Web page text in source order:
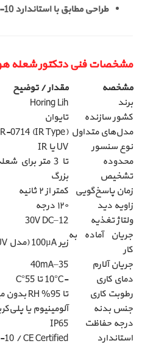
طراحی مطابق با استاندارد EN54-10 و تاییدیه CE.
مشخصات فنی دتکتور شعله
مشخصه
مقدار / توضیح
برند
Horing Lih
کشور سازنده
تایوان
مدل‌های متداول 0714 (IR Type)
نوع سنسور
UV یا IR
محدوده
تشخیص
بزرگ
زمان پاسخ‌گویی کمتر از ۲ ثانیه
زاویه دید
۱۲۰ درجه
ولتاژ تغذیه
12–30V DC
جریان آماده به
کار
زیر 100µA (مدل UV)
جریان آلارم
35–40mA
دمای کاری
-10°C تا 55°C
رطوبت کاری
تا 95% RH بدون میعان
جنس بدنه
آلومینیوم یا
درجه حفاظت
IP65
استاندارد
10 / CE Certified